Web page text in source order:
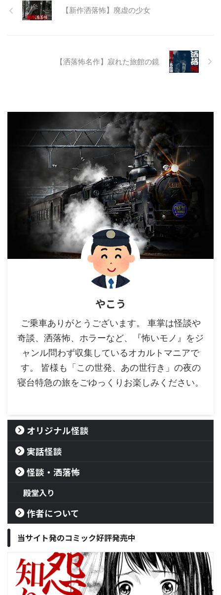
継続が不可能となってしまったら
しい。 そこに残ったのは無責任
【新作洒落怖】廃虚の少女
【洒落怖名作】寂れた旅館の鏡
やこう
ご乗車ありがとうございます。 車掌は怪談や
奇談、洒落怖、ホラーなど、『怖いモノ』をジ
ャンル問わず収集しているオカルトマニアで
す。 皆様も「この世発、あの世行き」の夜の
寝台特急の旅をごゆっくりお楽しみください。
オリジナル怪談
実話怪談
怪談・洒落怖
殿堂入り
作者について
当サイト発のコミック好評発売中